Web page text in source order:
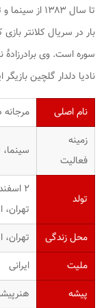
تا سال ۱۳۸۳
بار در سریال کلانتربازی
سوره است. وی برادرزادهٔ
نادیا دلدار گلچین
نام اصلی
مرجانه
زمینه
فعالیت
سینما،
تولد
۲ اسفند ۱۳۴۷ ‏(۵۲ سال)
تهران،
محل زندگی
تهران،
ملیت
ایرانی
پیشه